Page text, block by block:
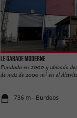
Le Garage Moderne
Fundada en 2000 y ubicada
de más de 2000 m² en el
736 m - Burdeos